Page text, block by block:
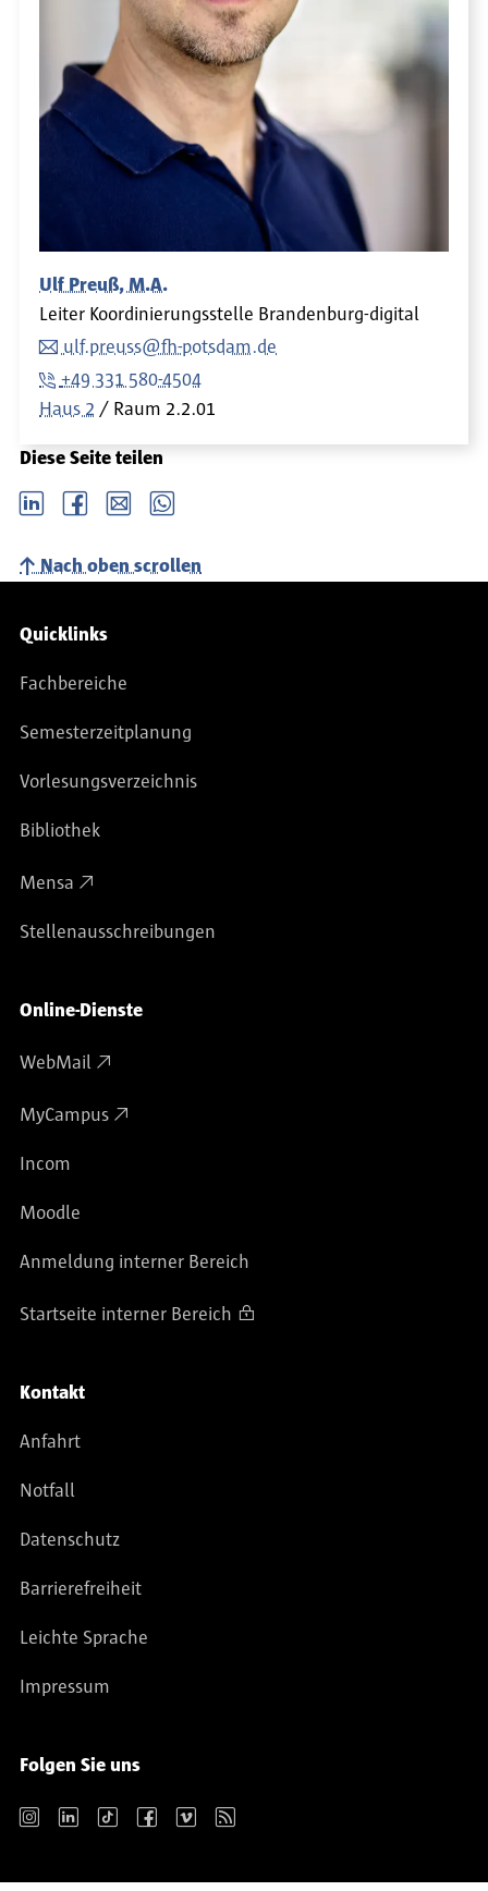
Ulf Preuß, M.A.
Leiter Koordinierungsstelle Brandenburg-digital
ulf.preuss@fh-potsdam.de
+49 331 580-4504
Haus 2
Raum 2.2.01
Diese Seite teilen
LinkedIn Facebook email Whatsapp
Nach oben scrollen
Service-Navigation
Quicklinks
Fachbereiche
Semesterzeitplanung
Vorlesungsverzeichnis
Bibliothek
Mensa
Stellenausschreibungen
Online-Dienste
WebMail
MyCampus
Incom
Moodle
Anmeldung interner Bereich
Startseite interner Bereich
Kontakt
Anfahrt
Notfall
Datenschutz
Barrierefreiheit
Leichte Sprache
Impressum
Folgen Sie uns
Instagram LinkedIn TikTok Facebook Vimeo RSS